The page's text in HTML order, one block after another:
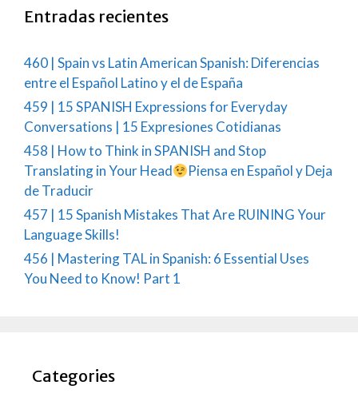
Entradas recientes
460 | Spain vs Latin American Spanish: Diferencias
entre el Español Latino y el de España
459 | 15 SPANISH Expressions for Everyday
Conversations | 15 Expresiones Cotidianas
458 | How to Think in SPANISH and Stop
Translating in Your Head
Piensa en Español y Deja
de Traducir
457 | 15 Spanish Mistakes That Are RUINING Your
Language Skills!
456 | Mastering TAL in Spanish: 6 Essential Uses
You Need to Know! Part 1
Categories